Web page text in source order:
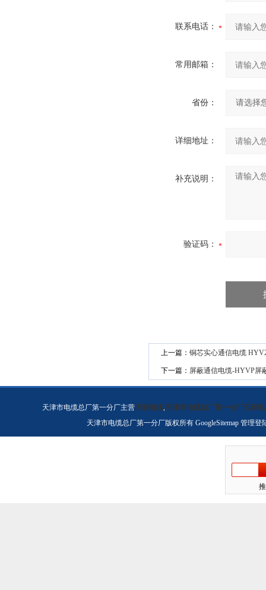
联系电话：
常用邮箱：
省份：
详细地址：
补充说明：
验证码：
上一篇： 铜芯实心通信电缆
下一篇： 屏蔽通信电缆-HYVP屏
天津市电缆总厂第一分厂主营天联电缆,天津市电缆总厂第一分厂天联电
天津市电缆总厂第一分厂版权所有 GoogleSitemap 管理登